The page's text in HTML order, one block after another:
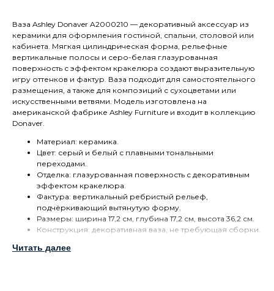
Ваза Ashley Donaver A2000210 — декоративный аксессуар из
керамики для оформления гостиной, спальни, столовой или
кабинета. Мягкая цилиндрическая форма, рельефные
вертикальные полосы и серо-белая глазурованная
поверхность с эффектом кракелюра создают выразительную
игру оттенков и фактур. Ваза подходит для самостоятельного
размещения, а также для композиций с сухоцветами или
искусственными ветвями. Модель изготовлена на
американской фабрике Ashley Furniture и входит в коллекцию
Donaver.
Материал: керамика.
Цвет: серый и белый с плавными тональными
переходами.
Отделка: глазурованная поверхность с декоративным
эффектом кракелюра.
Фактура: вертикальный ребристый рельеф,
подчёркивающий вытянутую форму.
Размеры: ширина 17,2 см, глубина 17,2 см, высота 36,2 см.
Конструкция: декоративная ваза, не требующая сборки.
спокойная классика.
Читать далее